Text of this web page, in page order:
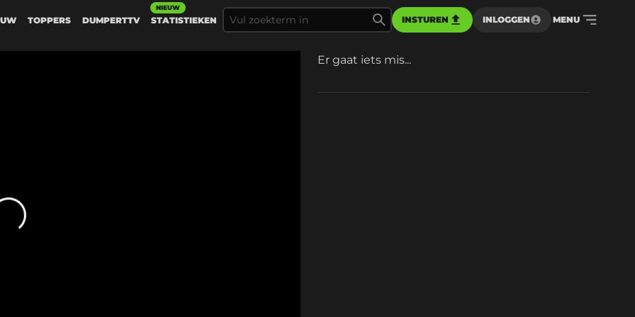
TOPPERS DUMPERTTV STATISTIEKEN
NIEUW
INSTUREN INLOGGEN MENU
Er gaat iets mis...